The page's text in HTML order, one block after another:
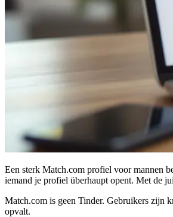
Een sterk Match.com profiel voor mannen
iemand je profiel überhaupt opent. Met de
Match.com is geen Tinder. Gebruikers zijn
opvalt.